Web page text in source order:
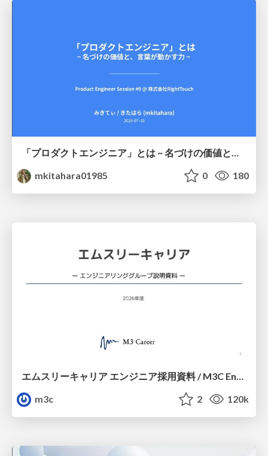
「プロダクトエンジニア」とは ~ 名づけの価値と、言葉が動かす力 ~
mkitahara01985
0 180
m3c
2 120k